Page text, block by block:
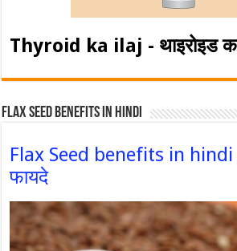
Thyroid ka ilaj - थाइरोइड
Flax Seed Benefits in hindi
Flax Seed benefits in
फायदे